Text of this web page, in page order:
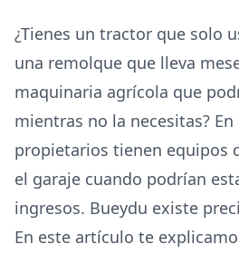
¿Tienes un tractor que solo
una remolque que lleva
maquinaria agrícola que
mientras no la necesitas?
propietarios tienen equipos
el garaje cuando podrían
ingresos. Bueydu existe
En este artículo te